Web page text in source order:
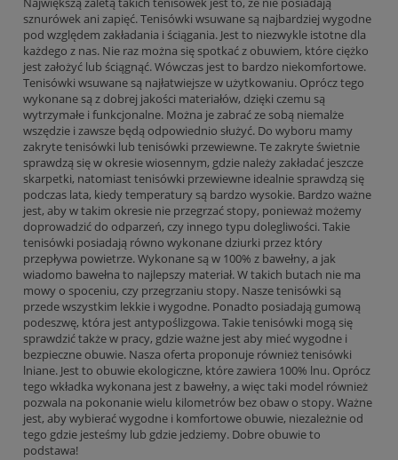
sznurówek ani zapięć. Tenisówki wsuwane są najbardziej wygodne
pod względem zakładania i ściągania. Jest to niezwykle istotne dla
każdego z nas. Nie raz można się spotkać z obuwiem, które ciężko
jest założyć lub ściągnąć. Wówczas jest to bardzo niekomfortowe.
Tenisówki wsuwane są najłatwiejsze w użytkowaniu. Oprócz tego
wykonane są z dobrej jakości materiałów, dzięki czemu są
wytrzymałe i funkcjonalne. Można je zabrać ze sobą niemalże
wszędzie i zawsze będą odpowiednio służyć. Do wyboru mamy
zakryte tenisówki lub tenisówki przewiewne. Te zakryte świetnie
sprawdzą się w okresie wiosennym, gdzie należy zakładać jeszcze
skarpetki, natomiast tenisówki przewiewne idealnie sprawdzą się
podczas lata, kiedy temperatury są bardzo wysokie. Bardzo ważne
jest, aby w takim okresie nie przegrzać stopy, ponieważ możemy
doprowadzić do odparzeń, czy innego typu dolegliwości. Takie
tenisówki posiadają równo wykonane dziurki przez który
przepływa powietrze. Wykonane są w 100% z bawełny, a jak
wiadomo bawełna to najlepszy materiał. W takich butach nie ma
mowy o spoceniu, czy przegrzaniu stopy. Nasze tenisówki są
przede wszystkim lekkie i wygodne. Ponadto posiadają gumową
podeszwę, która jest antypoślizgowa. Takie tenisówki mogą się
sprawdzić także w pracy, gdzie ważne jest aby mieć wygodne i
bezpieczne obuwie. Nasza oferta proponuje również tenisówki
lniane. Jest to obuwie ekologiczne, które zawiera 100% lnu. Oprócz
tego wkładka wykonana jest z bawełny, a więc taki model również
pozwala na pokonanie wielu kilometrów bez obaw o stopy. Ważne
jest, aby wybierać wygodne i komfortowe obuwie, niezależnie od
tego gdzie jesteśmy lub gdzie jedziemy. Dobre obuwie to
podstawa!